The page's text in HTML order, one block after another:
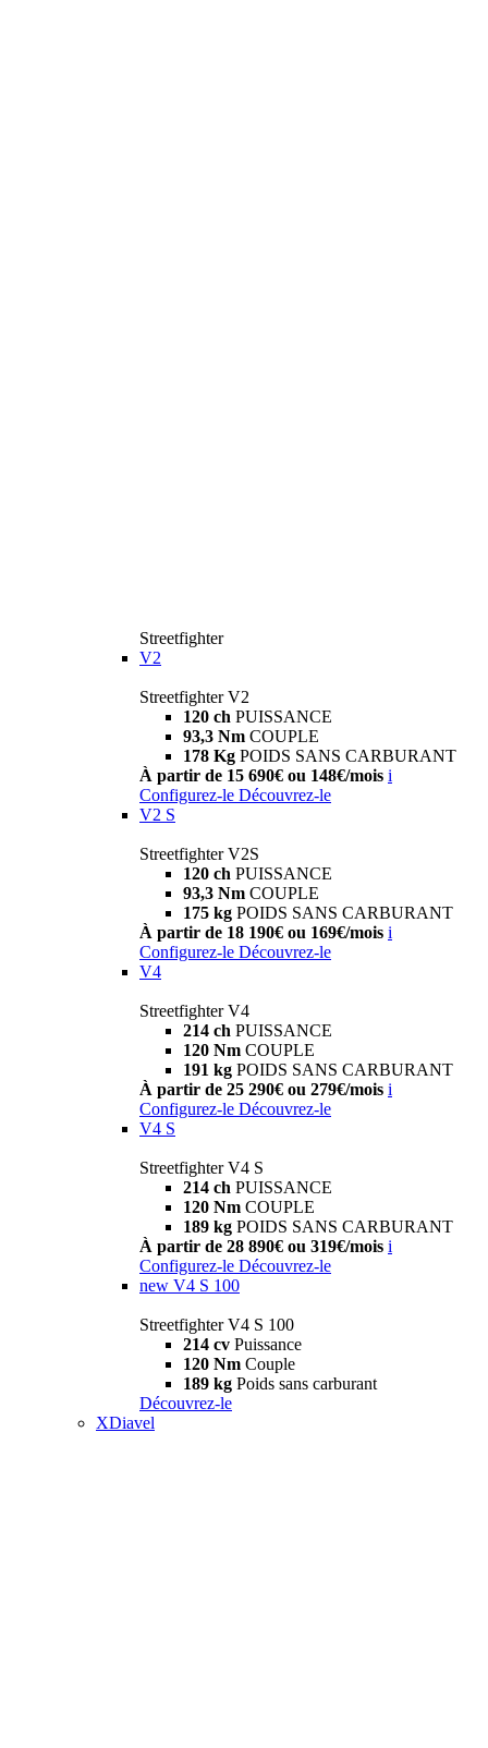
Streetfighter
V2
Streetfighter V2
120 ch PUISSANCE
93,3 Nm COUPLE
178 Kg POIDS SANS CARBURANT
À partir de 15 690€ ou 148€/mois i
Configurez-le Découvrez-le
V2 S
Streetfighter V2S
120 ch PUISSANCE
93,3 Nm COUPLE
175 kg POIDS SANS CARBURANT
À partir de 18 190€ ou 169€/mois i
Configurez-le Découvrez-le
V4
Streetfighter V4
214 ch PUISSANCE
120 Nm COUPLE
191 kg POIDS SANS CARBURANT
À partir de 25 290€ ou 279€/mois i
Configurez-le Découvrez-le
V4 S
Streetfighter V4 S
214 ch PUISSANCE
120 Nm COUPLE
189 kg POIDS SANS CARBURANT
À partir de 28 890€ ou 319€/mois i
Configurez-le Découvrez-le
new V4 S 100
Streetfighter V4 S 100
214 cv Puissance
120 Nm Couple
189 kg Poids sans carburant
Découvrez-le
XDiavel